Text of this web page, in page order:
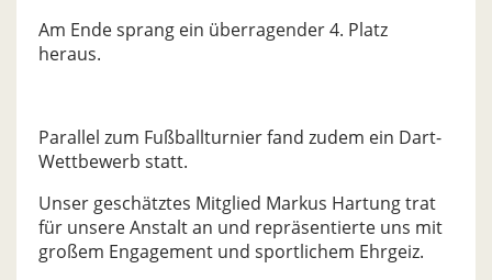
Am Ende sprang ein überragender 4. Platz
heraus.
Parallel zum Fußballturnier fand zudem ein Dart-
Wettbewerb statt.
Unser geschätztes Mitglied Markus Hartung trat
für unsere Anstalt an und repräsentierte uns mit
großem Engagement und sportlichem Ehrgeiz.